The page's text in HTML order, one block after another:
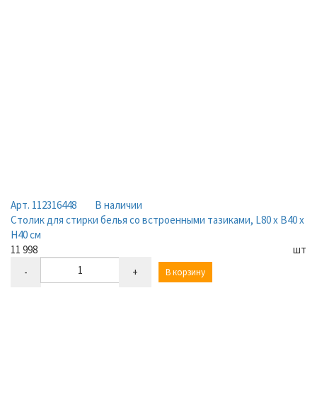
Арт. 112316448
В наличии
Столик для стирки белья со встроенными тазиками, L80 х В40 х
Н40 см
11 998
шт
-
+ В корзину